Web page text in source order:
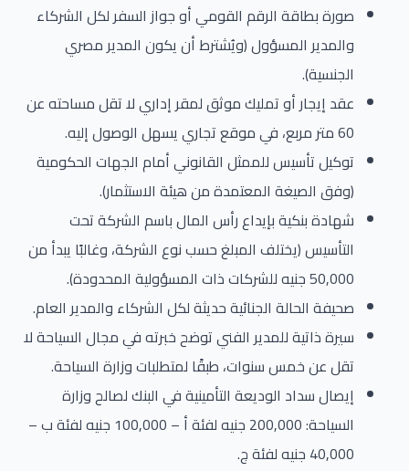
صورة بطاقة الرقم القومي أو جواز السفر لكل الشركاء
والمدير المسؤول (ويُشترط أن يكون المدير مصري
الجنسية).
عقد إيجار أو تمليك موثق لمقر إداري لا تقل مساحته عن
60 متر مربع، في موقع تجاري يسهل الوصول إليه.
توكيل تأسيس للممثل القانوني أمام الجهات الحكومية
(وفق الصيغة المعتمدة من هيئة الاستثمار).
شهادة بنكية بإيداع رأس المال باسم الشركة تحت
التأسيس (يختلف المبلغ حسب نوع الشركة، وغالبًا يبدأ من
50,000 جنيه للشركات ذات المسؤولية المحدودة).
صحيفة الحالة الجنائية حديثة لكل الشركاء والمدير العام.
سيرة ذاتية للمدير الفني توضح خبرته في مجال السياحة لا
تقل عن خمس سنوات، طبقًا لمتطلبات وزارة السياحة.
إيصال سداد الوديعة التأمينية في البنك لصالح وزارة
السياحة: 200,000 جنيه لفئة أ – 100,000 جنيه لفئة ب –
40,000 جنيه لفئة ج.